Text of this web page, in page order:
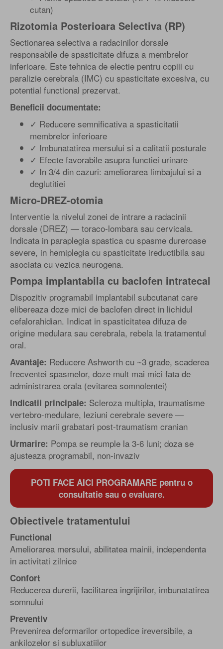
cutan)
Rizotomia Posterioara Selectiva (RP)
Sectionarea selectiva a radacinilor dorsale
responsabile de spasticitate difuza a membrelor
inferioare. Este tehnica de electie pentru copiii cu
paralizie cerebrala (IMC) cu spasticitate excesiva, cu
potential functional prezervat.
Beneficii documentate:
✓ Reducere semnificativa a spasticitatii
membrelor inferioare
✓ Imbunatatirea mersului si a calitatii posturale
✓ Efecte favorabile asupra functiei urinare
✓ In 3/4 din cazuri: ameliorarea limbajului si a
deglutitiei
Micro-DREZ-otomia
Interventie la nivelul zonei de intrare a radacinii
dorsale (DREZ) — toraco-lombara sau cervicala.
Indicata in paraplegia spastica cu spasme dureroase
severe, in hemiplegia cu spasticitate ireductibila sau
asociata cu vezica neurogena.
Pompa implantabila cu baclofen intratecal
Dispozitiv programabil implantabil subcutanat care
elibereaza doze mici de baclofen direct in lichidul
cefalorahidian. Indicat in spasticitatea difuza de
origine medulara sau cerebrala, rebela la tratamentul
oral.
Avantaje: Reducere Ashworth cu ~3 grade, scaderea
frecventei spasmelor, doze mult mai mici fata de
administrarea orala (evitarea somnolentei)
Indicatii principale: Scleroza multipla, traumatisme
vertebro-medulare, leziuni cerebrale severe —
inclusiv marii grabatari post-traumatism cranian
Urmarire: Pompa se reumple la 3-6 luni; doza se
ajusteaza programabil, non-invaziv
POTI FACE AICI PROGRAMARE pentru o
consultatie sau o evaluare.
Obiectivele tratamentului
Functional
Ameliorarea mersului, abilitatea mainii, independenta
in activitati zilnice
Confort
Reducerea durerii, facilitarea ingrijirilor, imbunatatirea
somnului
Preventiv
Prevenirea deformarilor ortopedice ireversibile, a
ankilozelor si subluxatiilor